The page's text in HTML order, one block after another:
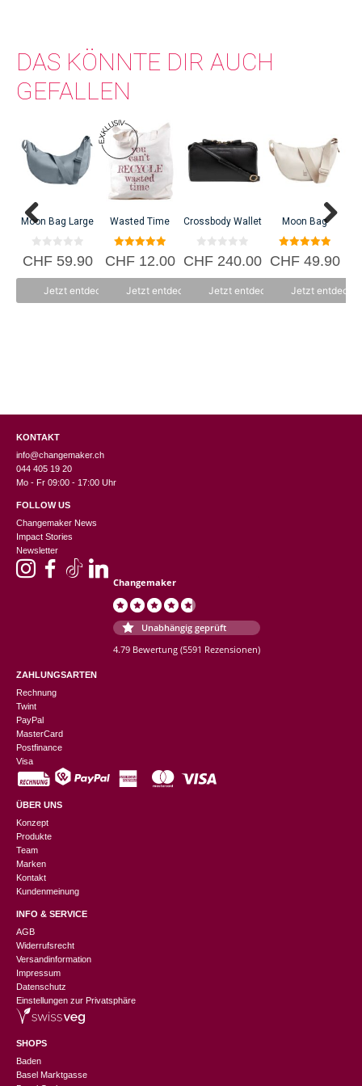
DAS KÖNNTE DIR AUCH
GEFALLEN
Moon Bag Large
0
v
CHF59.90
Jetzt entdecken
Wasted Time
5.00
von 5
CHF12.00
Jetzt entdecken
Crossbody Wallet
0
v
CHF240.00
Jetzt entdecken
Moon Bag
5.00
von 5
CHF49.90
Jetzt
KONTAKT
info@changemaker.ch
044 405 19 20
Mo - Fr 09:00 - 17:00 Uhr
FOLLOW US
Changemaker News
Impact Stories
Newsletter
Changemaker
Unabhängig geprüft
4.79 Bewertung (5591 Rezensionen)
ZAHLUNGSARTEN
Rechnung
Twint
PayPal
MasterCard
Postfinance
Visa
ÜBER UNS
Konzept
Produkte
Team
Marken
Kontakt
Kundenmeinung
INFO & SERVICE
AGB
Widerrufsrecht
Versandinformation
Impressum
Datenschutz
Einstellungen zur Privatsphäre
SHOPS
Baden
Basel Marktgasse